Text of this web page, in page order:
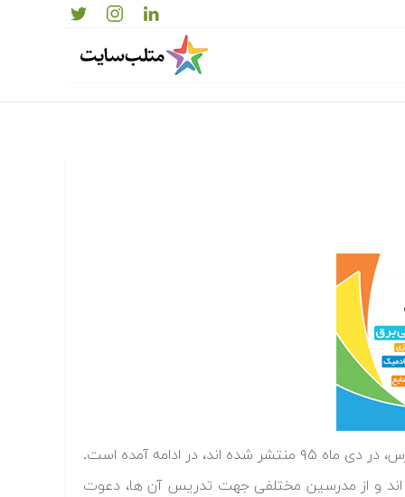
فهرست فرادرس هایی که در نتیجه تلاش مستمر مجموعه علمی آموزشی فرادرس، در دی ماه ۹۵ منتشر شده اند، در ادامه آمده است.
اند و از مدرسین مختلفی جهت تدریس آن ها، دعوت